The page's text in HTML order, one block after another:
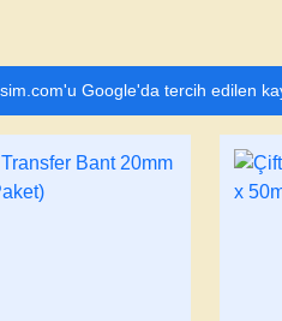
Google'da tercih edilen